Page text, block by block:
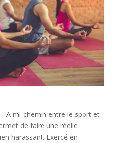
A mi-chemin entre le sport et
de faire une réelle
harassant. Exercé en